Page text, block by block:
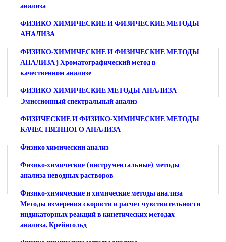
анализа
ФИЗИКО-ХИМИЧЕСКИЕ И ФИЗИЧЕСКИЕ МЕТОДЫ
АНАЛИЗА
ФИЗИКО-ХИМИЧЕСКИЕ И ФИЗИЧЕСКИЕ МЕТОДЫ
АНАЛИЗА j Хроматографический метод в
качественном анализе
ФИЗИКО-ХИМИЧЕСКИЕ МЕТОДЫ АНАЛИЗА
Эмиссионный спектральный анализ
ФИЗИЧЕСКИЕ И ФИЗИКО-ХИМИЧЕСКИЕ МЕТОДЫ
КАЧЕСТВЕННОГО АНАЛИЗА
Физико химическии анализ
Физико-химические (инструментальные) методы
анализа неводных растворов
Физико-химические и химические методы анализа
Методы измерения скорости и расчет чувствительности
индикаторных реакций в кинетических методах
анализа. Крейнгольд